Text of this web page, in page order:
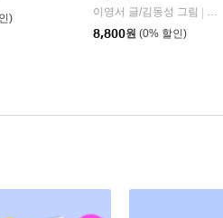
) 이영서 글/김동성 그림
문
8,800원 (0% 할인)